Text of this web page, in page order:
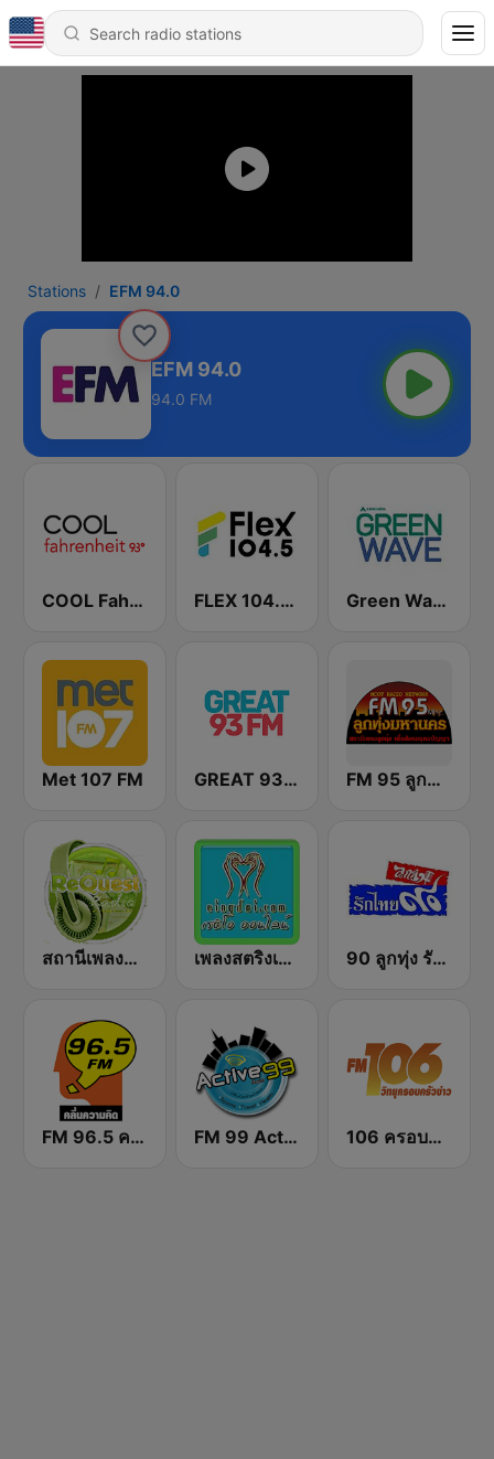
Stations EFM 94.0
EFM 94.0
94.0 FM
COOL Fahrenheit 93 FM FLEX 104.5 FM Green Wave 106.5 FM
Met 107 FM GREAT 93 | ONLINE FM 95 ลูกทุ่งมหานคร อสมท
สถานีเพลงสตริง Request Radio เพลงสตริงเก่า Eingdoi Radio 90 ลูกทุ่ง รักไทย
FM 96.5 คลื่นความคิด Thinking Radio FM 99 Active Radio 106 ครอบครัวข่าว